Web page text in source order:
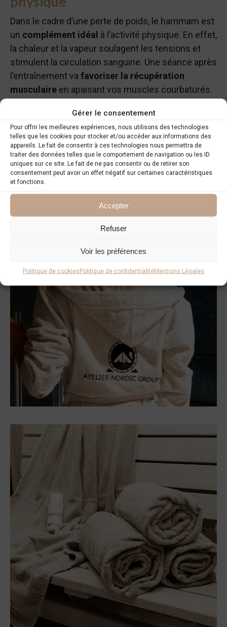
Gérer le consentement
Pour offrir les meilleures expériences, nous utilisons des technologies
telles que les cookies pour stocker et/ou accéder aux informations des
appareils. Le fait de consentir à ces technologies nous permettra de
traiter des données telles que le comportement de navigation ou les ID
uniques sur ce site. Le fait de ne pas consentir ou de retirer son
consentement peut avoir un effet négatif sur certaines caractéristiques
et fonctions.
Accepter
Refuser
Voir les préférences
Politique de cookiesPolitique de confidentialitéMentions Légales
Dans le cadre d’une perte de poids, le hammam est
un complément idéal à l’activité physique. En effet,
la chaleur et la vapeur soulagent les tensions et
stimulent la circulation sanguine. Une séance après
l’entraînement va favoriser la récupération
musculaire en apaisant vos muscles courbaturés.
et les peaux mortes. A la clé, des entraînements
potentiellement plus intenses, et demeilleurs
résultatssur votre silhouette !